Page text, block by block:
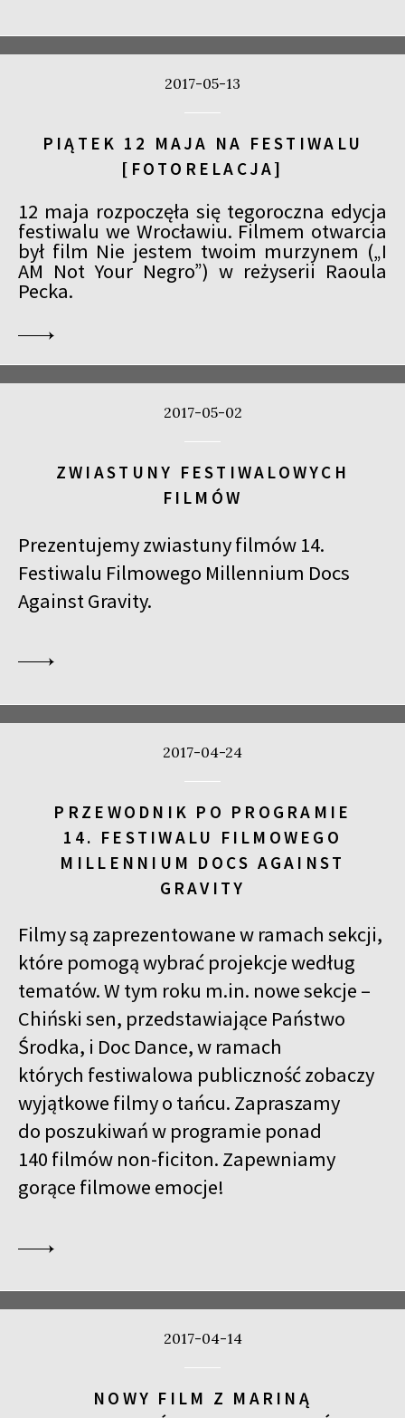
2017-05-13
PIĄTEK 12 MAJA NA FESTIWALU
[FOTORELACJA]
12 maja rozpoczęła się tegoroczna edycja
festiwalu we Wrocławiu. Filmem otwarcia
był film Nie jestem twoim murzynem („I
AM Not Your Negro”) w reżyserii Raoula
Pecka.
2017-05-02
ZWIASTUNY FESTIWALOWYCH
FILMÓW
Prezentujemy zwiastuny filmów 14.
Festiwalu Filmowego Millennium Docs
Against Gravity.
2017-04-24
PRZEWODNIK PO PROGRAMIE
14. FESTIWALU FILMOWEGO
MILLENNIUM DOCS AGAINST
GRAVITY
Filmy są zaprezentowane w ramach sekcji,
które pomogą wybrać projekcje według
tematów. W tym roku m.in. nowe sekcje –
Chiński sen, przedstawiające Państwo
Środka, i Doc Dance, w ramach
których festiwalowa publiczność zobaczy
wyjątkowe filmy o tańcu. Zapraszamy
do poszukiwań w programie ponad
140 filmów non-ficiton. Zapewniamy
gorące filmowe emocje!
2017-04-14
NOWY FILM Z MARINĄ